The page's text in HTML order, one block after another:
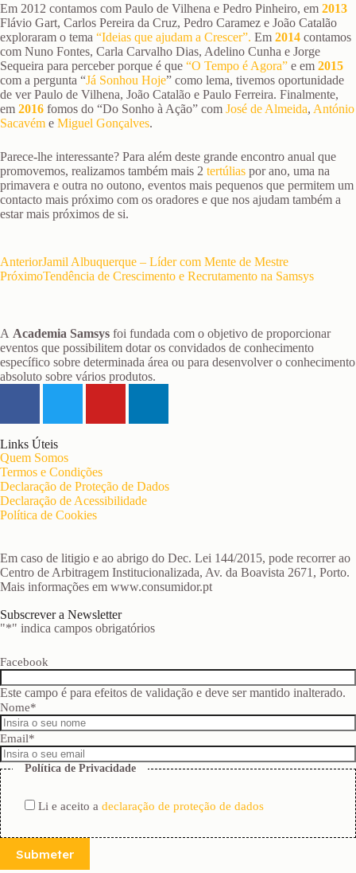
Em 2012 contamos com Paulo de Vilhena e Pedro Pinheiro, em 2013
Flávio Gart, Carlos Pereira da Cruz, Pedro Caramez e João Catalão
exploraram o tema “Ideias que ajudam a Crescer”. Em 2014 contamos
com Nuno Fontes, Carla Carvalho Dias, Adelino Cunha e Jorge
Sequeira para perceber porque é que “O Tempo é Agora” e em 2015
com a pergunta “Já Sonhou Hoje” como lema, tivemos oportunidade
de ver Paulo de Vilhena, João Catalão e Paulo Ferreira. Finalmente,
em 2016 fomos do “Do Sonho à Ação” com José de Almeida, António
Sacavém e Miguel Gonçalves.
Parece-lhe interessante? Para além deste grande encontro anual que
promovemos, realizamos também mais 2 tertúlias por ano, uma na
primavera e outra no outono, eventos mais pequenos que permitem um
contacto mais próximo com os oradores e que nos ajudam também a
estar mais próximos de si.
AnteriorJamil Albuquerque – Líder com Mente de Mestre
PróximoTendência de Crescimento e Recrutamento na Samsys
A Academia Samsys foi fundada com o objetivo de proporcionar
eventos que possibilitem dotar os convidados de conhecimento
específico sobre determinada área ou para desenvolver o conhecimento
absoluto sobre vários produtos.
Links Úteis
Quem Somos
Termos e Condições
Declaração de Proteção de Dados
Declaração de Acessibilidade
Política de Cookies
Em caso de litigio e ao abrigo do Dec. Lei 144/2015, pode recorrer ao
Centro de Arbitragem Institucionalizada, Av. da Boavista 2671, Porto.
Mais informações em www.consumidor.pt
Subscrever a Newsletter
"*" indica campos obrigatórios
Facebook
Este campo é para efeitos de validação e deve ser mantido inalterado.
Nome*
Email*
Política de Privacidade
Li e aceito a declaração de proteção de dados
Submeter